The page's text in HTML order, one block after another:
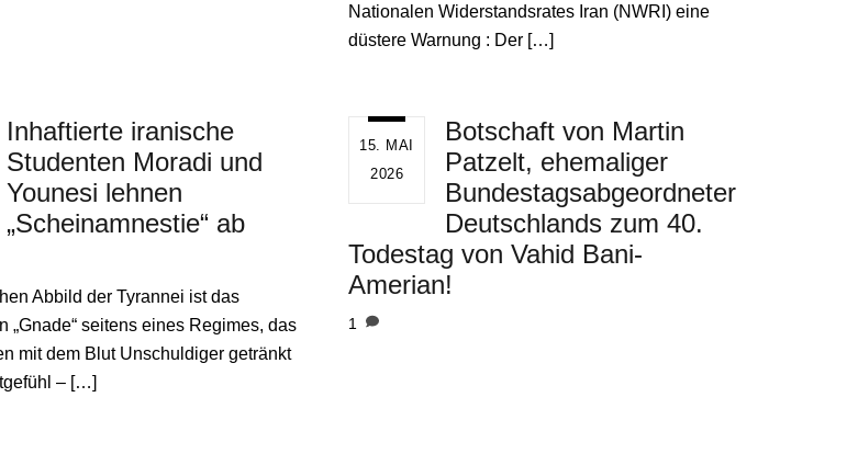
Nationalen Widerstandsrates Iran (NWRI) eine
düstere Warnung : Der […]
Inhaftierte iranische
Studenten Moradi und
Younesi lehnen
„Scheinamnestie“ ab
Abbild der Tyrannei ist das
„Gnade“ seitens eines Regimes, das
mit dem Blut Unschuldiger getränkt
– […]
15. MAI
2026
Botschaft von Martin
Patzelt, ehemaliger
Bundestagsabgeordneter
Deutschlands zum 40.
Todestag von Vahid Bani-
Amerian!
1